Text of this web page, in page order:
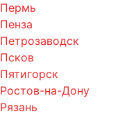
Пермь
Пенза
Петрозаводск
Псков
Пятигорск
Ростов-на-Дону
Рязань